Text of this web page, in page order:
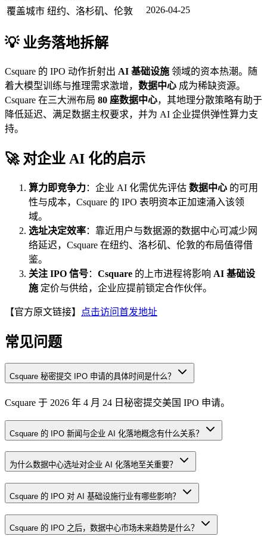
覆盖城市 纽约、洛杉矶、伦敦 2026-04-25
💡 业务落地拆解
Csquare 的 IPO 动作折射出 AI 基础设施 领域的资本热潮。随
着大模型训练与推理需求激增， 数据中心 成为稀缺资源。
Csquare 在三大洲布局 80 座数据中心，其地理分散策略有助于
降低延迟、满足数据主权要求，并为 AI 企业提供弹性算力支
持。
🚀 对企业 AI 化的启示
算力即竞争力：企业 AI 化需优先评估 数据中心 的可用
性与成本，Csquare 的 IPO 表明资本正加速涌入该领
域。
选址决定效率：靠近用户与数据源的数据中心可减少网
络延迟，Csquare 在纽约、洛杉矶、伦敦的布局值得借
鉴。
关注 IPO 信号： Csquare 的上市进程将影响 AI 基础设
施 定价与供给，企业应提前锁定合作伙伴。
【官方原文链接】 点击访问首发地址
常见问题
Csquare 秘密提交 IPO 申请的具体时间是什么？
Csquare 于 2026 年 4 月 24 日秘密提交美国 IPO 申请。
Csquare 的 IPO 新闻与企业 AI 化落地概念有什么关系？
为什么数据中心选址对企业 AI 化落地至关重要？
Csquare 的 IPO 对 AI 基础设施行业有哪些影响？
Csquare 的 IPO 之后，数据中心市场未来趋势是什么？